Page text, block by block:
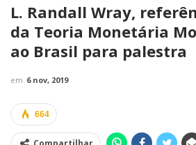
L. Randall Wray,
da Teoria Monetária
ao Brasil para palestra
em 6 nov, 2019
664